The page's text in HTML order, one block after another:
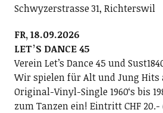
Schwyzerstrasse 31, Richterswil
FR, 18.09.2026
LETʼS DANCE 45
Verein Letʼs Dance 45 und
Wir spielen für Alt und Jung Hits
Original-Vinyl-Single 1960ʻs bis
zum Tanzen ein! Eintritt CHF